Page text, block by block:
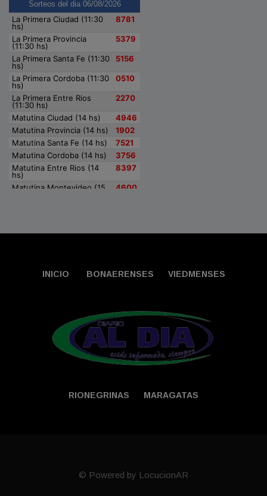
INICIO BONAERENSES VIEDMENSES
RIONEGRINAS MARAGATAS
© Powered by LocucionAR